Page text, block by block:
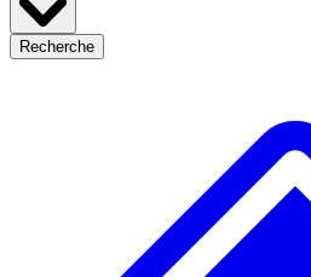
Recherche